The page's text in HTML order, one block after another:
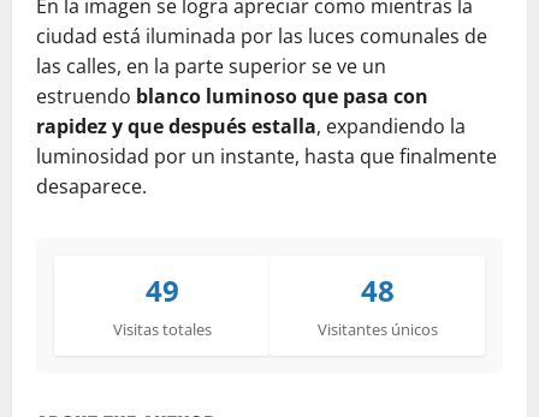
En la imagen se logra apreciar como mientras la
ciudad está iluminada por las luces comunales de
las calles, en la parte superior se ve un
estruendo blanco luminoso que pasa con
rapidez y que después estalla, expandiendo la
luminosidad por un instante, hasta que finalmente
desaparece.
49
Visitas totales
48
Visitantes únicos